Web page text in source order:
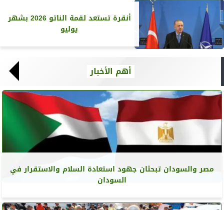
أنقرة تستعد لقمة الناتو 2026 بشهر
يوليو
أهم الأخبار
مصر والسودان تبحثان جهود استعادة السلام والاستقرار في
السودان